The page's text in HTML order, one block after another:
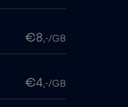
€8,-/GB
€4,-/GB